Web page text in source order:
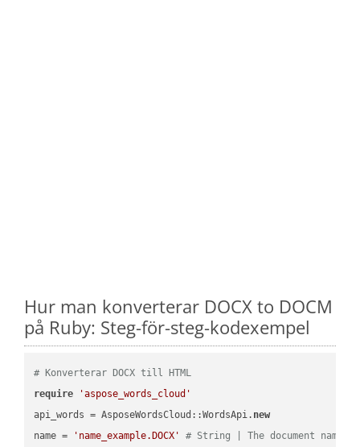
Hur man konverterar DOCX to DOCM
på Ruby: Steg-för-steg-kodexempel
# Konverterar DOCX till HTML
require
'aspose_words_cloud'
api_words = AsposeWordsCloud::WordsApi. new
name =
'name_example.DOCX' # String | The document name.